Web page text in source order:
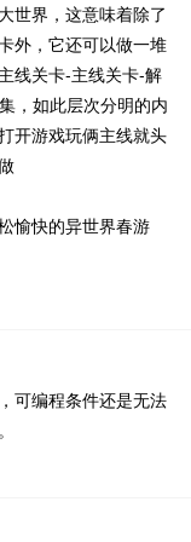
世界，这意味着除了
外，它还可以做一堆
线关卡-主线关卡-解
，如此层次分明的内
开游戏玩俩主线就头
愉快的异世界春游
可编程条件还是无法